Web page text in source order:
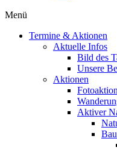
Menü
Termine & Aktionen
Aktuelle Infos
Bild des
Unsere
Aktionen
Fotoaktion
Aktiver